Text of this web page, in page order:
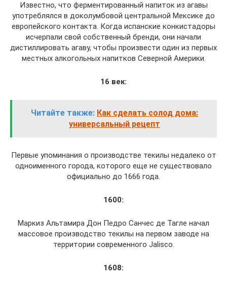
Известно, что ферментированный напиток из агавы
употреблялся в доколумбовой центральной Мексике до
европейского контакта. Когда испанские конкистадоры
исчерпали свой собственный бренди, они начали
дистиллировать агаву, чтобы произвести один из первых
местных алкогольных напитков Северной Америки.
16 век:
Читайте также: Как сделать солод дома:
универсальный рецепт
Первые упоминания о производстве текилы недалеко от
одноименного города, которого еще не существовало
официально до 1666 года.
1600:
Маркиз Альтамира Дон Педро Санчес де Тагле начал
массовое производство текилы на первом заводе на
территории современного Jalisco.
1608: